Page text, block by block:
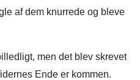
af dem knurrede og bleve
men det blev skrevet
Ende er kommen.